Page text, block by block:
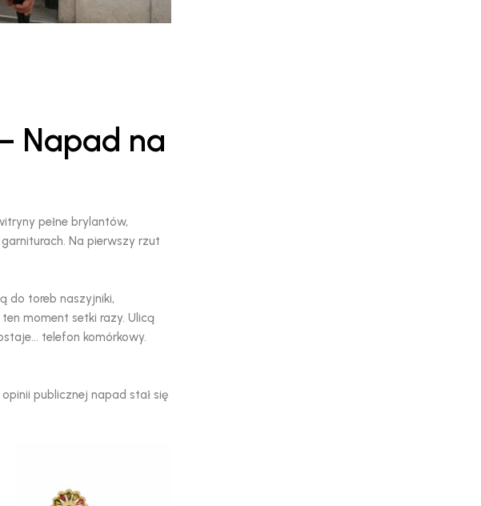
Napad na
pełne brylantów,
Na pierwszy rzut
do toreb naszyjniki,
moment setki razy. Ulicą
telefon komórkowy.
publicznej napad stał się